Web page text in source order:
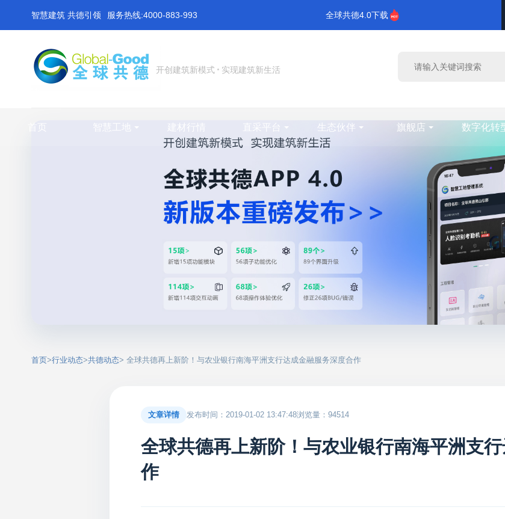
智慧建筑 共德引领 服务热线:4000-883-993 全球共德4.0下载
开创建筑新模式 实现建筑新生活
首页 智慧工地 建材行情 直采平台 生态伙伴 旗舰店 数字化转
首页>行业动态>共德动态> 全球共德再上新阶！与农业银行南海平洲支行达成金融服务深度合作
文章详情 发布时间：2019-01-02 13:47:48浏览量：94514
全球共德再上新阶！与农业银行南海平洲支
作